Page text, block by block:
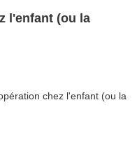
l'enfant (ou la